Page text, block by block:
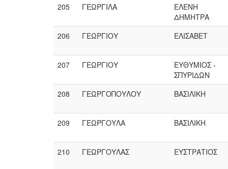
205 ΓΕΩΡΓΙΛΑ
ΕΛΕΝΗ
ΔΗΜΗΤΡΑ
206
ΓΕΩΡΓΙΟΥ ΕΛΙΣΑΒΕΤ
207 ΓΕΩΡΓΙΟΥ
ΕΥΘΥΜΙΟΣ -
ΣΠΥΡΙΔΩΝ
208
ΓΕΩΡΓΟΠΟΥΛΟΥ ΒΑΣΙΛΙΚΗ
209 ΓΕΩΡΓΟΥΛΑ ΒΑΣΙΛΙΚΗ
210 ΓΕΩΡΓΟΥΛΑΣ ΕΥΣΤΡΑΤΙΟΣ